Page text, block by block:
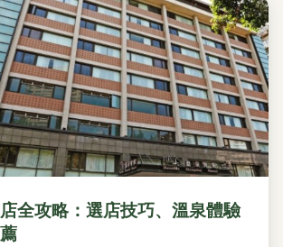
全攻略：選店技巧、溫泉體驗